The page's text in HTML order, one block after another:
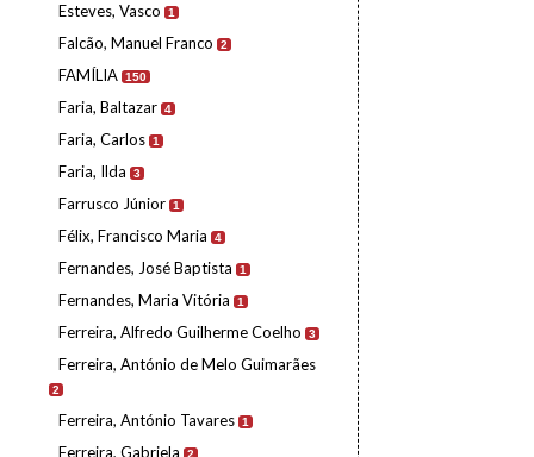
Esteves, Vasco 1
Falcão, Manuel Franco 2
FAMÍLIA 150
Faria, Baltazar 4
Faria, Carlos 1
Faria, Ilda 3
Farrusco Júnior 1
Félix, Francisco Maria 4
Fernandes, José Baptista 1
Fernandes, Maria Vitória 1
Ferreira, Alfredo Guilherme Coelho 3
Ferreira, António de Melo Guimarães
2
Ferreira, António Tavares 1
Ferreira, Gabriela 2